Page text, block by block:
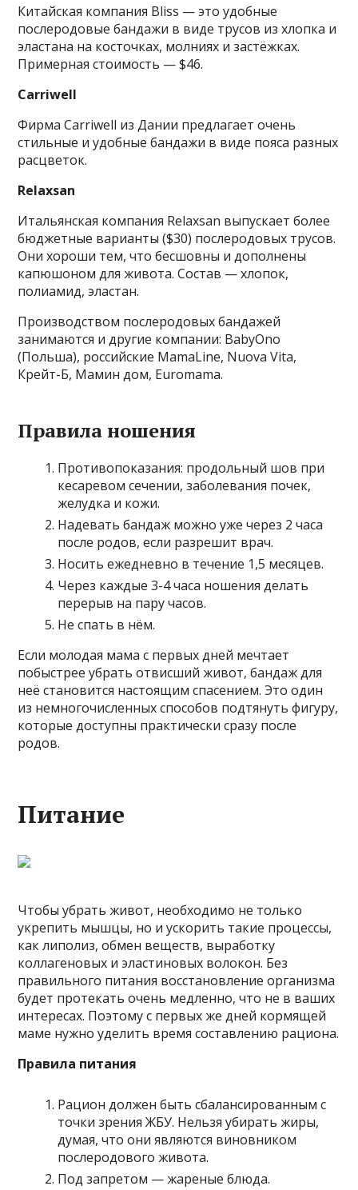
Китайская компания Bliss — это удобные
послеродовые бандажи в виде трусов из хлопка и
эластана на косточках, молниях и застёжках.
Примерная стоимость — $46.
Carriwell
Фирма Carriwell из Дании предлагает очень
стильные и удобные бандажи в виде пояса разных
расцветок.
Relaxsan
Итальянская компания Relaxsan выпускает более
бюджетные варианты ($30) послеродовых трусов.
Они хороши тем, что бесшовны и дополнены
капюшоном для живота. Состав — хлопок,
полиамид, эластан.
Производством послеродовых бандажей
занимаются и другие компании: BabyOno
(Польша), российские MamaLine, Nuova Vita,
Крейт-Б, Мамин дом, Euromama.
Правила ношения
Противопоказания: продольный шов при
кесаревом сечении, заболевания почек,
желудка и кожи.
Надевать бандаж можно уже через 2 часа
после родов, если разрешит врач.
Носить ежедневно в течение 1,5 месяцев.
Через каждые 3-4 часа ношения делать
перерыв на пару часов.
Не спать в нём.
Если молодая мама с первых дней мечтает
побыстрее убрать отвисший живот, бандаж для
неё становится настоящим спасением. Это один
из немногочисленных способов подтянуть фигуру,
которые доступны практически сразу после
родов.
Питание
Чтобы убрать живот, необходимо не только
укрепить мышцы, но и ускорить такие процессы,
как липолиз, обмен веществ, выработку
коллагеновых и эластиновых волокон. Без
правильного питания восстановление организма
будет протекать очень медленно, что не в ваших
интересах. Поэтому с первых же дней кормящей
маме нужно уделить время составлению рациона.
Правила питания
Рацион должен быть сбалансированным с
точки зрения ЖБУ. Нельзя убирать жиры,
думая, что они являются виновником
послеродового живота.
Под запретом — жареные блюда.